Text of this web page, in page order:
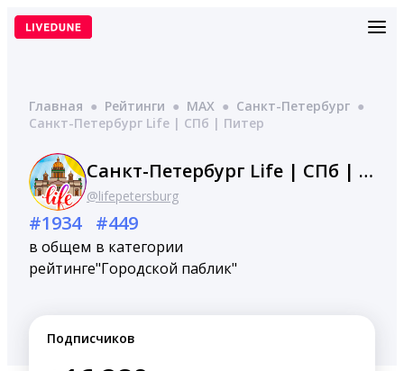
Перейти
Главная ● Рейтинги ● MAX ● Санкт-Петербург ●
Санкт-Петербург Life | СПб | Питер
Санкт-Петербург Life | СПб | Питер
@lifepetersburg
#1934
в общем
рейтинге
#449
в категории
"Городской паблик"
Подписчиков